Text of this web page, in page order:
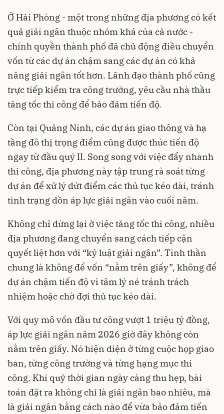
Ở Hải Phòng - một trong những địa phương có kết
quả giải ngân thuộc nhóm khá của cả nước -
chính quyền thành phố đã chủ động điều chuyển
vốn từ các dự án chậm sang các dự án có khả
năng giải ngân tốt hơn. Lãnh đạo thành phố cũng
trực tiếp kiểm tra công trường, yêu cầu nhà thầu
tăng tốc thi công để bảo đảm tiến độ.
Còn tại Quảng Ninh, các dự án giao thông và hạ
tầng đô thị trọng điểm cũng được thúc tiến độ
ngay từ đầu quý II. Song song với việc đẩy nhanh
thi công, địa phương này tập trung rà soát từng
dự án để xử lý dứt điểm các thủ tục kéo dài, tránh
tình trạng dồn áp lực giải ngân vào cuối năm.
Không chỉ dừng lại ở việc tăng tốc thi công, nhiều
địa phương đang chuyển sang cách tiếp cận
quyết liệt hơn với “kỷ luật giải ngân”. Tinh thần
chung là không để vốn “nằm trên giấy”, không để
dự án chậm tiến độ vì tâm lý né tránh trách
nhiệm hoặc chờ đợi thủ tục kéo dài.
Với quy mô vốn đầu tư công vượt 1 triệu tỷ đồng,
áp lực giải ngân năm 2026 giờ đây không còn
nằm trên giấy. Nó hiện diện ở từng cuộc họp giao
ban, từng công trường và từng hạng mục thi
công. Khi quỹ thời gian ngày càng thu hẹp, bài
toán đặt ra không chỉ là giải ngân bao nhiêu, mà
là giải ngân bằng cách nào để vừa bảo đảm tiến